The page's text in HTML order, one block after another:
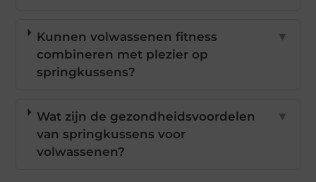
Kunnen volwassenen fitness
combineren met plezier op
springkussens?
▼
Wat zijn de gezondheidsvoordelen
van springkussens voor
volwassenen?
▼